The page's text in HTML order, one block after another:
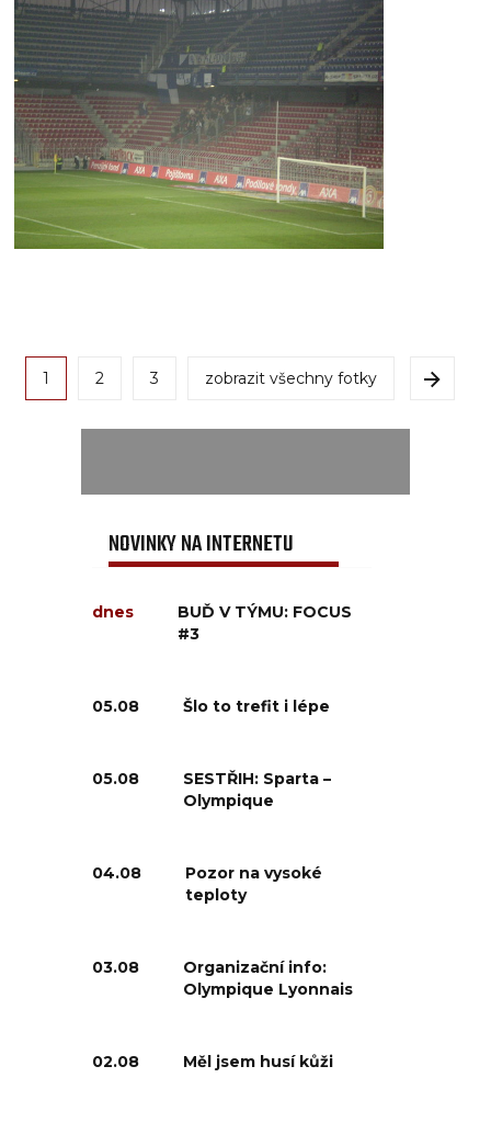
1 2 3 zobrazit všechny fotky
NOVINKY NA INTERNETU
dnes
BUĎ V TÝMU: FOCUS
#3
05.08 Šlo to trefit i lépe
05.08
SESTŘIH: Sparta –
Olympique
04.08
Pozor na vysoké
teploty
03.08
Organizační info:
Olympique Lyonnais
02.08 Měl jsem husí kůži